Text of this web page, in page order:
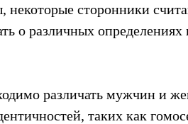
некоторые сторонники
о различных определениях
различать мужчин и
таких как